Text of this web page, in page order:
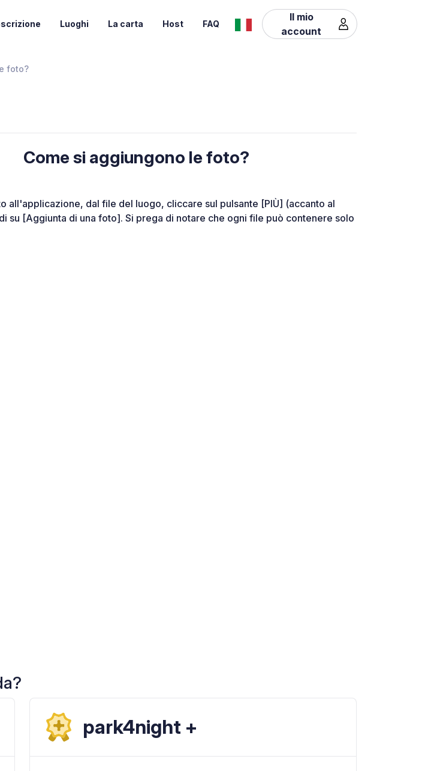
Luoghi La carta Host FAQ
Il mio
account
foto?
Come si aggiungono le foto?
all'applicazione, dal file del luogo, cliccare sul pulsante [PIÙ] (accanto al
su [Aggiunta di una foto]. Si prega di notare che ogni file può contenere solo
park4night +